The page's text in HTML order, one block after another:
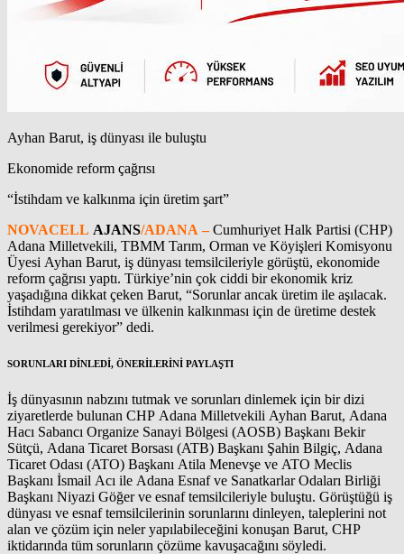
Ayhan Barut, iş dünyası ile buluştu
Ekonomide reform çağrısı
“İstihdam ve kalkınma için üretim şart”
NOVACELL AJANS/ADANA –Cumhuriyet Halk Partisi (CHP)
Adana Milletvekili, TBMM Tarım, Orman ve Köyişleri Komisyonu
Üyesi Ayhan Barut, iş dünyası temsilcileriyle görüştü, ekonomide
reform çağrısı yaptı. Türkiye’nin çok ciddi bir ekonomik kriz
yaşadığına dikkat çeken Barut, “Sorunlar ancak üretim ile aşılacak.
İstihdam yaratılması ve ülkenin kalkınması için de üretime destek
verilmesi gerekiyor” dedi.
SORUNLARI DİNLEDİ, ÖNERİLERİNİ PAYLAŞTI
İş dünyasının nabzını tutmak ve sorunları dinlemek için bir dizi
ziyaretlerde bulunan CHP Adana Milletvekili Ayhan Barut, Adana
Hacı Sabancı Organize Sanayi Bölgesi (AOSB) Başkanı Bekir
Sütçü, Adana Ticaret Borsası (ATB) Başkanı Şahin Bilgiç, Adana
Ticaret Odası (ATO) Başkanı Atila Menevşe ve ATO Meclis
Başkanı İsmail Acı ile Adana Esnaf ve Sanatkarlar Odaları Birliği
Başkanı Niyazi Göğer ve esnaf temsilcileriyle buluştu. Görüştüğü iş
dünyası ve esnaf temsilcilerinin sorunlarını dinleyen, taleplerini not
alan ve çözüm için neler yapılabileceğini konuşan Barut, CHP
iktidarında tüm sorunların çözüme kavuşacağını söyledi.